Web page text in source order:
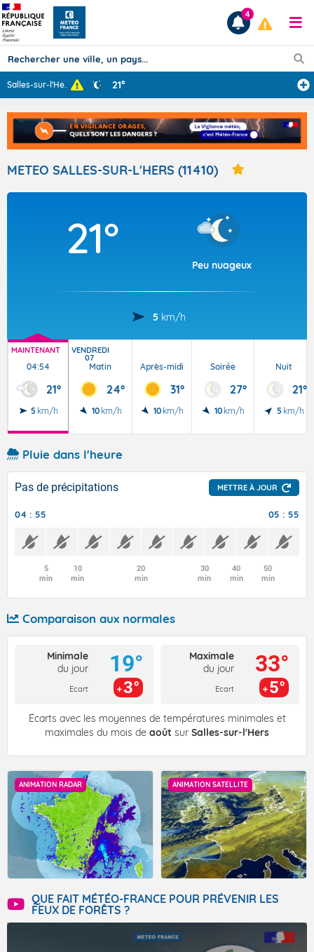
Prévisions
TOUS LES RÉSULTATS
Articles
4
Salles-sur-l'He... 21°
METEO SALLES-SUR-L'HERS (11410)
21°
Peu nuageux
5 km/h
MAINTENANT
04:54
21°
5 km/h
VENDREDI
07
Matin
24°
10 km/h
Après-midi
31°
10 km/h
Soirée
27°
10 km/h
Nuit
21°
5 km/h
Pluie dans l'heure
Pas de précipitations METTRE À JOUR
04 : 55 05 : 55
5
min
10
min
20
min
30
min
40
min
50
min
Comparaison aux normales
Minimale
du jour
Ecart
19°
3°
Maximale
du jour
Ecart
33°
5°
Écarts avec les moyennes de températures minimales et
maximales du mois de août sur Salles-sur-l'Hers
ANIMATION RADAR ANIMATION SATELLITE
QUE FAIT MÉTÉO-FRANCE POUR PRÉVENIR LES
FEUX DE FORÊTS ?